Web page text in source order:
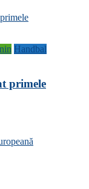
Handbal
primele